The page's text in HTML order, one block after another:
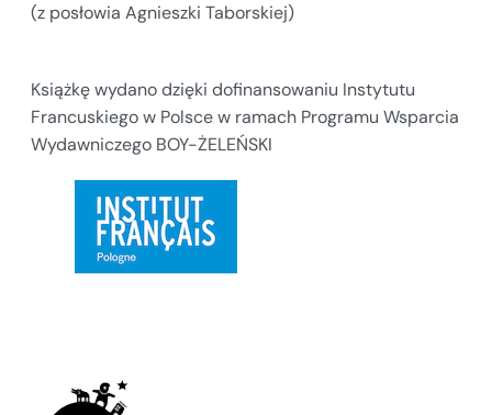
(z posłowia Agnieszki Taborskiej)
Książkę wydano dzięki dofinansowaniu Instytutu
Francuskiego w Polsce w ramach Programu Wsparcia
Wydawniczego BOY-ŻELEŃSKI